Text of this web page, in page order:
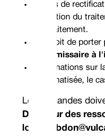
Droits de
limitation du
au traitement.
Le droit de
Commissaire à
Informations sur
automatisée, le
Les demandes
Directeur des